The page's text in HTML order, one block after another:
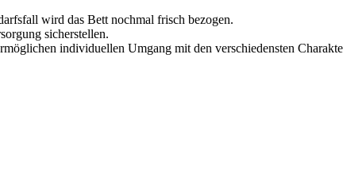
wird das Bett nochmal frisch bezogen.
sicherstellen.
individuellen Umgang mit den verschiedensten